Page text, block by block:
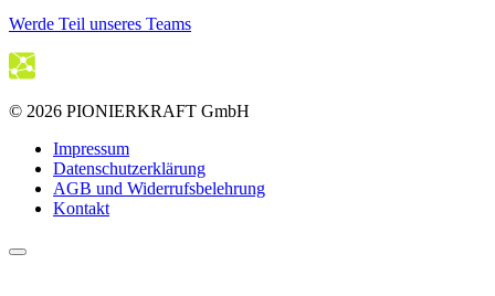
Werde Teil unseres Teams
© 2026 PIONIERKRAFT GmbH
Impressum
Datenschutzerklärung
AGB und Widerrufsbelehrung
Kontakt